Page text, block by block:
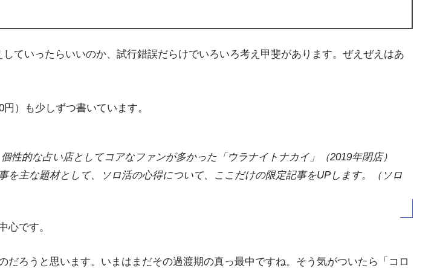
ていったらいいのか、試行錯誤だらけでいろいろ考え甲斐があります。ぜえぜえはあ
）も少しずつ書いています。
的な占い店としてコアなファンが多かった「ウラナイトナカイ」（2019年閉店）
主な題材として、ソロ活の心得について、ここだけの限定記事をUPします。（ソロ
心です。
ろうと思います。いまはまだその過渡期の真っ最中ですね。そう気がついたら「コロ